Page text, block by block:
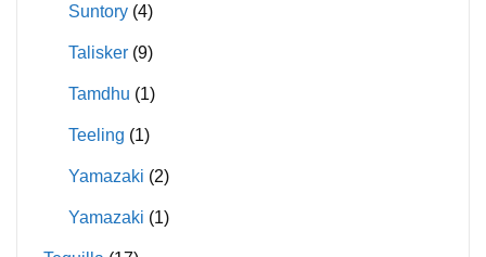
Suntory (4)
Talisker (9)
Tamdhu (1)
Teeling (1)
Yamazaki (2)
Yamazaki (1)